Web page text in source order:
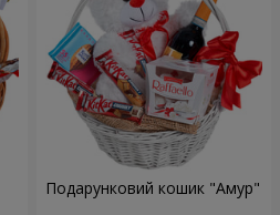
Подарунковий кошик "Амур"